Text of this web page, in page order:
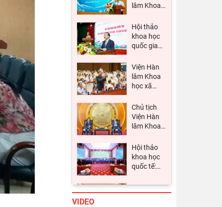
khoa học
Viện Hàn
lâm Khoa
Chủ tịch
Viện Hàn
Hội thảo
khoa học
Viện Hàn
lâm Khoa
VIDEO